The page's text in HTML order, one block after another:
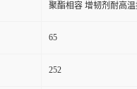
聚酯相容 增韧剂耐高温
65
252